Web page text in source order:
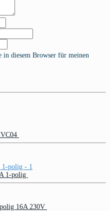
in diesem Browser für meinen
1-polig
16A 230V